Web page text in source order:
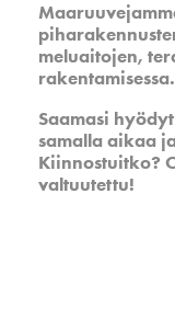
meluaitojen,
rakentamisessa.
Saamasi
samalla aikaa
Kiinnostuitko?
valtuutettu!